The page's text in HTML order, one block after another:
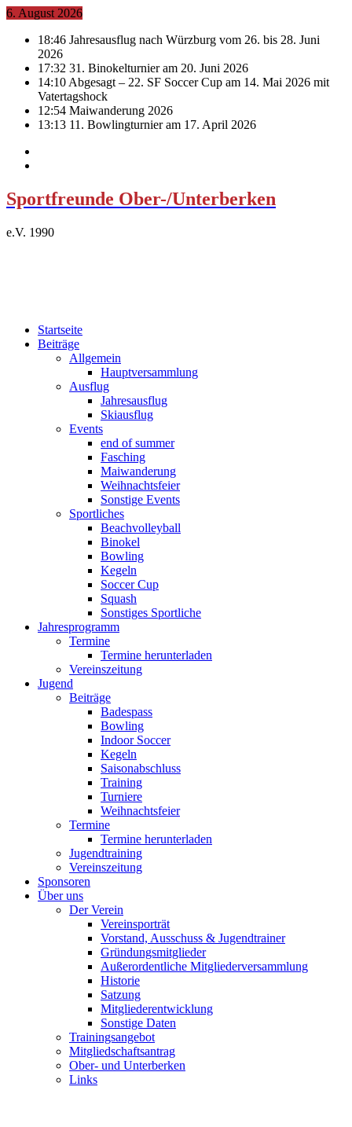
6. August 2026
18:46 Jahresausflug nach Würzburg vom 26. bis 28. Juni
2026
17:32 31. Binokelturnier am 20. Juni 2026
14:10 Abgesagt – 22. SF Soccer Cup am 14. Mai 2026 mit
Vatertagshock
12:54 Maiwanderung 2026
13:13 11. Bowlingturnier am 17. April 2026
Sportfreunde Ober-/Unterberken
e.V. 1990
Startseite
Beiträge
Allgemein
Hauptversammlung
Ausflug
Jahresausflug
Skiausflug
Events
end of summer
Fasching
Maiwanderung
Weihnachtsfeier
Sonstige Events
Sportliches
Beachvolleyball
Binokel
Bowling
Kegeln
Soccer Cup
Squash
Sonstiges Sportliche
Jahresprogramm
Termine
Termine herunterladen
Vereinszeitung
Jugend
Beiträge
Badespass
Bowling
Indoor Soccer
Kegeln
Saisonabschluss
Training
Turniere
Weihnachtsfeier
Termine
Termine herunterladen
Jugendtraining
Vereinszeitung
Sponsoren
Über uns
Der Verein
Vereinsporträt
Vorstand, Ausschuss & Jugendtrainer
Gründungsmitglieder
Außerordentliche Mitgliederversammlung
Historie
Satzung
Mitgliederentwicklung
Sonstige Daten
Trainingsangebot
Mitgliedschaftsantrag
Ober- und Unterberken
Links